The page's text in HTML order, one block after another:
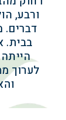
ורבע,
דברים.
בבית.
לערוך